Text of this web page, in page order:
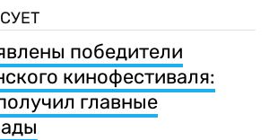
победители
кинофестиваля:
главные